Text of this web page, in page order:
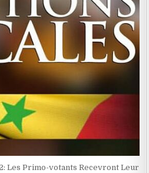
Les Primo-votants Recevront Leur